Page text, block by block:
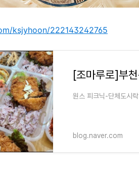
ksjyhoon/222143242765
원스 피크닉-단체도시락
blog.naver.com